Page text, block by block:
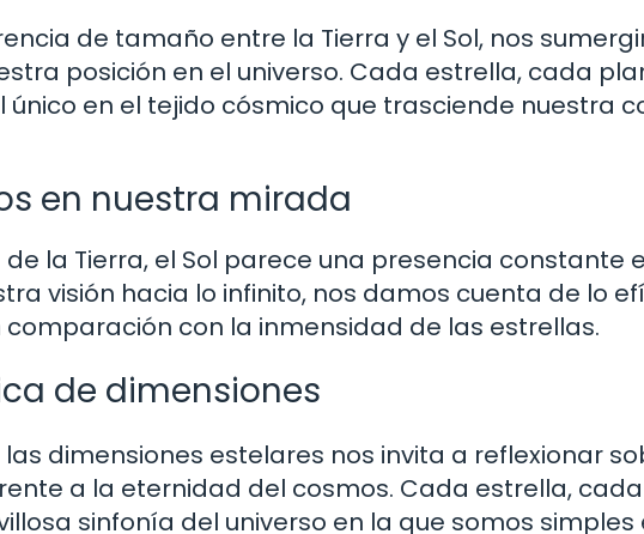
de tamaño entre la Tierra y el Sol, nos
posición en el universo. Cada estrella, cada
en el tejido cósmico que trasciende nuestra
en nuestra mirada
la Tierra, el Sol parece una presencia constante
visión hacia lo infinito, nos damos cuenta de lo
con la inmensidad de las estrellas.
de dimensiones
dimensiones estelares nos invita a reflexionar
a la eternidad del cosmos. Cada estrella,
sinfonía del universo en la que somos